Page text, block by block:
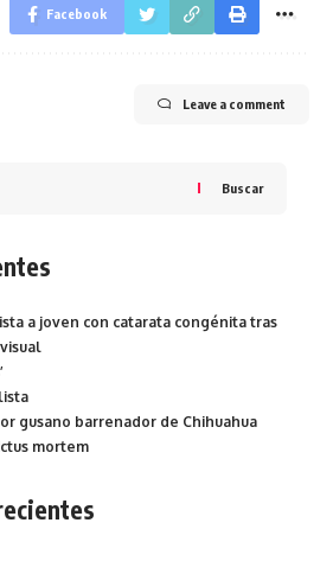
Facebook
Leave a comment
Buscar
a joven con catarata congénita tras
gusano barrenador de Chihuahua
mortem